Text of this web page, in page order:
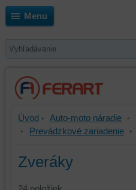
Menu
Úvod Auto-moto náradie
Prevádzkové zariadenie
Zveráky